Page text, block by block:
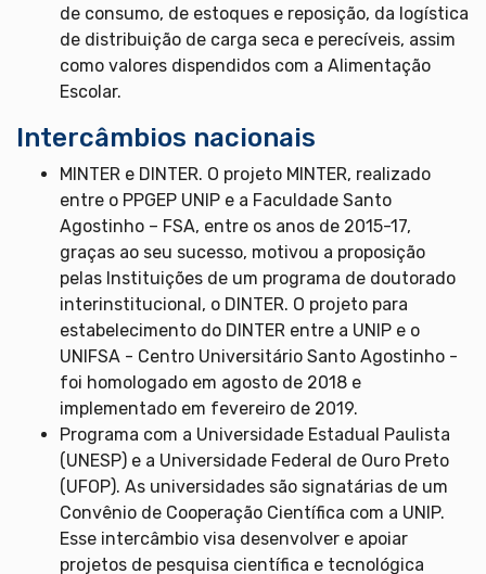
de consumo, de estoques e reposição, da logística
de distribuição de carga seca e perecíveis, assim
como valores dispendidos com a Alimentação
Escolar.
Intercâmbios nacionais
MINTER e DINTER. O projeto MINTER, realizado
entre o PPGEP UNIP e a Faculdade Santo
Agostinho – FSA, entre os anos de 2015-17,
graças ao seu sucesso, motivou a proposição
pelas Instituições de um programa de doutorado
interinstitucional, o DINTER. O projeto para
estabelecimento do DINTER entre a UNIP e o
UNIFSA - Centro Universitário Santo Agostinho -
foi homologado em agosto de 2018 e
implementado em fevereiro de 2019.
Programa com a Universidade Estadual Paulista
(UNESP) e a Universidade Federal de Ouro Preto
(UFOP). As universidades são signatárias de um
Convênio de Cooperação Científica com a UNIP.
Esse intercâmbio visa desenvolver e apoiar
projetos de pesquisa científica e tecnológica